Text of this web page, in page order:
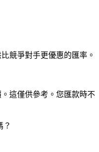
競爭對手更優惠的匯率。
這僅供參考。您匯款時不